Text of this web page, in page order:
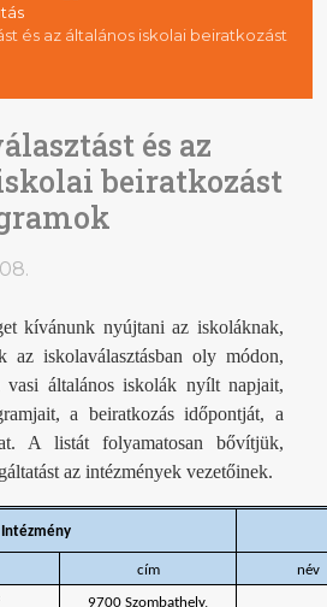
és az általános iskolai beiratkozást
és az
beiratkozást
kívánunk nyújtani az iskoláknak,
az iskolaválasztásban oly módon,
vasi általános iskolák nyílt napjait,
a beiratkozás időpontját, a
A listát folyamatosan bővítjük,
az intézmények vezetőinek.
Intézmény
cím név
9700 Szombathely,